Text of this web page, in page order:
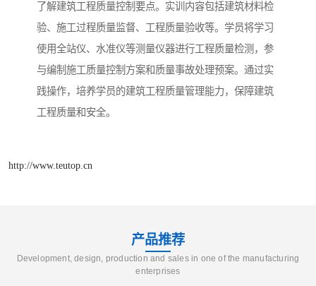
了解建筑工程质量控制要点。实训内容包括建筑材料检
验、施工过程质量监督、工程质量验收等。学员将学习
使用全站仪、水准仪等测量仪器进行工程质量检测，参
与编制施工质量控制方案和质量事故处理预案。通过实
践操作，培养学员的建筑工程质量管理能力，保障建筑
工程质量和安全。
http://www.teutop.cn
产品推荐
Development, design, production and sales in one of the manufacturing
enterprises